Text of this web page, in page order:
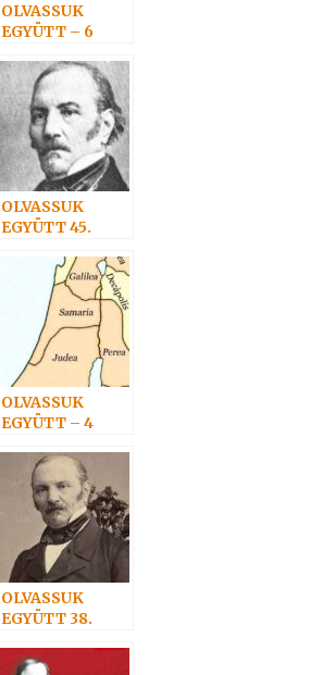
OLVASSUK
EGYÜTT – 6
OLVASSUK
EGYÜTT 45.
OLVASSUK
EGYÜTT – 4
OLVASSUK
EGYÜTT 38.